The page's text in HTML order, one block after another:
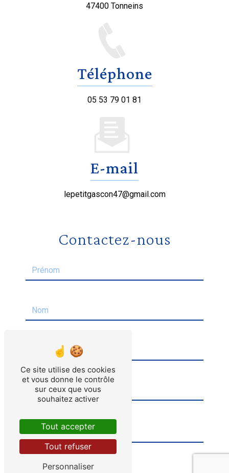
47400 Tonneins
Téléphone
05 53 79 01 81
E-mail
lepetitgascon47@gmail.com
Contactez-nous
Ce site utilise des cookies
et vous donne le contrôle
sur ceux que vous
souhaitez activer
Tout accepter
Tout refuser
Personnaliser